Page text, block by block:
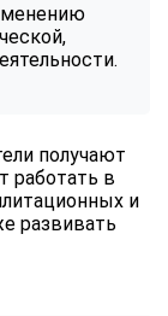
получают
работать в
и
развивать